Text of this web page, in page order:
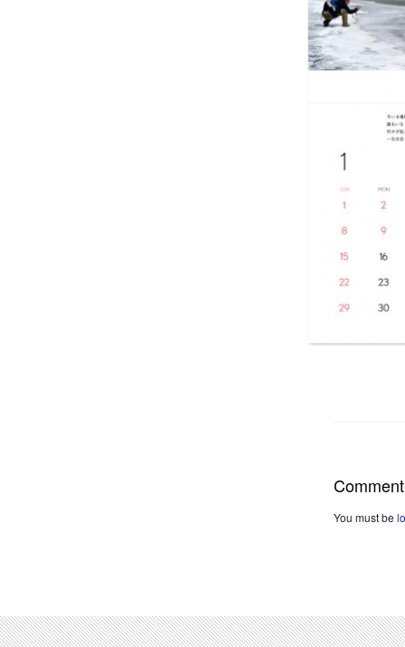
Comment
You must be